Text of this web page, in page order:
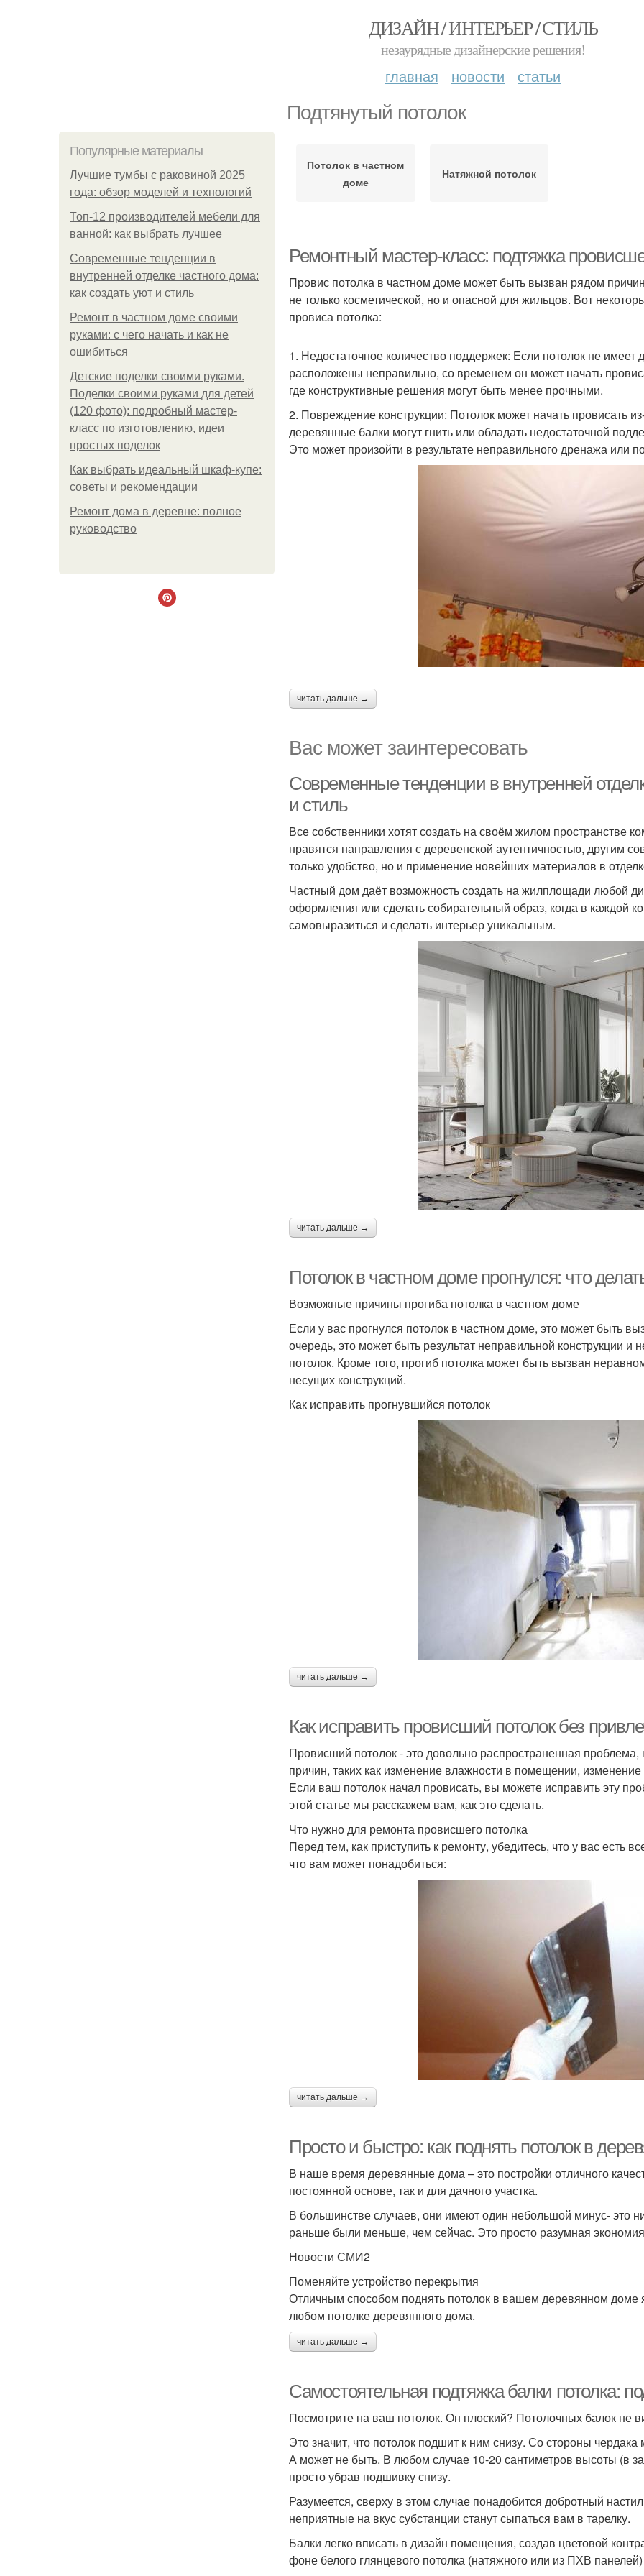
ДИЗАЙН / ИНТЕРЬЕР / СТИЛЬ
незаурядные дизайнерские решения!
главная новости статьи
Подтянутый потолок
Популярные материалы
Лучшие тумбы с раковиной 2025
года: обзор моделей и технологий
Топ-12 производителей мебели для
ванной: как выбрать лучшее
Современные тенденции в
внутренней отделке частного дома:
как создать уют и стиль
Ремонт в частном доме своими
руками: с чего начать и как не
ошибиться
Детские поделки своими руками.
Поделки своими руками для детей
(120 фото): подробный мастер-
класс по изготовлению, идеи
простых поделок
Как выбрать идеальный шкаф-купе:
советы и рекомендации
Ремонт дома в деревне: полное
руководство
Потолок в частном
доме
Натяжной потолок
Ремонтный мастер-класс: подтяжка
Провис потолка в частном доме может быть вызван рядом
не только косметической, но и опасной для жильцов. Вот
провиса потолка:
1. Недостаточное количество поддержек: Если потолок не имеет
расположены неправильно, со временем он может начать
где конструктивные решения могут быть менее прочными.
2. Повреждение конструкции: Потолок может начать провисать
деревянные балки могут гнить или обладать недостаточной
Это может произойти в результате неправильного дренажа или
читать дальше →
Вас может заинтересовать
Современные тенденции в внутренней
и стиль
Все собственники хотят создать на своём жилом пространстве
нравятся направления с деревенской аутентичностью, другим
только удобство, но и применение новейших материалов в
Частный дом даёт возможность создать на жилплощади любой
оформления или сделать собирательный образ, когда в каждой
самовыразиться и сделать интерьер уникальным.
читать дальше →
Потолок в частном доме прогнулся: что
Возможные причины прогиба потолка в частном доме
Если у вас прогнулся потолок в частном доме, это может быть
очередь, это может быть результат неправильной конструкции и
потолок. Кроме того, прогиб потолка может быть вызван
несущих конструкций.
Как исправить прогнувшийся потолок
читать дальше →
Как исправить провисший потолок без
Провисший потолок - это довольно распространенная проблема,
причин, таких как изменение влажности в помещении,
Если ваш потолок начал провисать, вы можете исправить эту
этой статье мы расскажем вам, как это сделать.
Что нужно для ремонта провисшего потолка
Перед тем, как приступить к ремонту, убедитесь, что у вас
что вам может понадобиться:
читать дальше →
Просто и быстро: как поднять потолок в
В наше время деревянные дома – это постройки отличного
постоянной основе, так и для дачного участка.
В большинстве случаев, они имеют один небольшой минус- это
раньше были меньше, чем сейчас. Это просто разумная
Новости СМИ2
Поменяйте устройство перекрытия
Отличным способом поднять потолок в вашем деревянном доме
любом потолке деревянного дома.
читать дальше →
Самостоятельная подтяжка балки потолка:
Посмотрите на ваш потолок. Он плоский? Потолочных балок не
Это значит, что потолок подшит к ним снизу. Со стороны
А может не быть. В любом случае 10-20 сантиметров высоты (в
просто убрав подшивку снизу.
Разумеется, сверху в этом случае понадобится добротный
неприятные на вкус субстанции станут сыпаться вам в тарелку.
Балки легко вписать в дизайн помещения, создав цветовой
фоне белого глянцевого потолка (натяжного или из ПХВ